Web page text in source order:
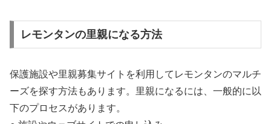
レモンタンの里親になる方法
保護施設や里親募集サイトを利用してレモンタンのマルチ
ーズを探す方法もあります。里親になるには、一般的に以
下のプロセスがあります。